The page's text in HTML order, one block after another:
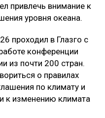
привлечь внимание к
уровня океана.
проходил в Глазго с
конференции
из почти 200 стран.
о правилах
по климату и
к изменению климата